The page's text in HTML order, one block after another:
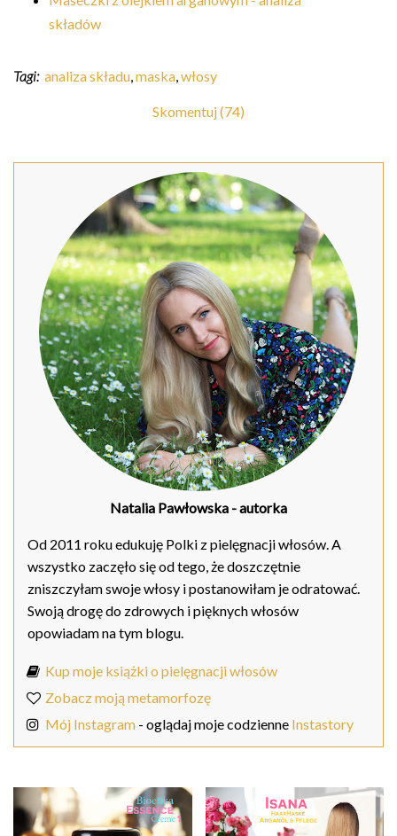
składów
Tagi: analiza składu maska włosy
Skomentuj (74)
Natalia Pawłowska - autorka
Od 2011 roku edukuję Polki z pielęgnacji włosów. A
wszystko zaczęło się od tego, że doszczętnie
zniszczyłam swoje włosy i postanowiłam je odratować.
Swoją drogę do zdrowych i pięknych włosów
opowiadam na tym blogu.
Kup moje książki o pielęgnacji włosów
Zobacz moją metamorfozę
Mój Instagram - oglądaj moje codzienne Instastory